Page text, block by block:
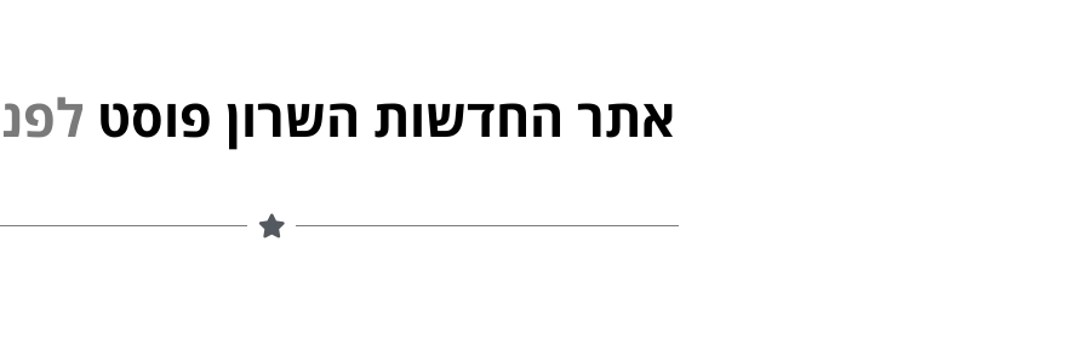
אתר החדשות השרון פוסט